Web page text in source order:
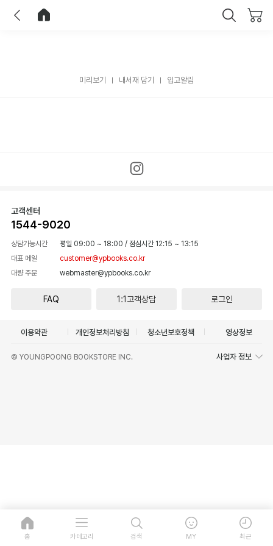
미리보기 내서재 담기 입고알림
고객센터
1544-9020
상담가능시간 평일 09:00 ~ 18:00 / 점심시간 12:15 ~ 13:15
대표 메일
customer@ypbooks.co.kr
대량 주문
webmaster@ypbooks.co.kr
FAQ 1:1고객상담 로그인
이용약관 개인정보처리방침 청소년보호정책 영상정보
© YOUNGPOONG BOOKSTORE INC. 사업자 정보
홈 카테고리 검색 MY 최근